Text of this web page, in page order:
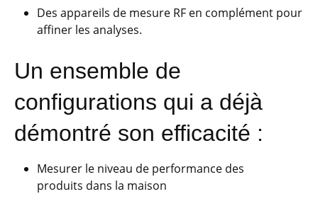
Des appareils de mesure RF en complément pour
affiner les analyses.
Un ensemble de
configurations qui a déjà
démontré son efficacité :
Mesurer le niveau de performance des
produits dans la maison